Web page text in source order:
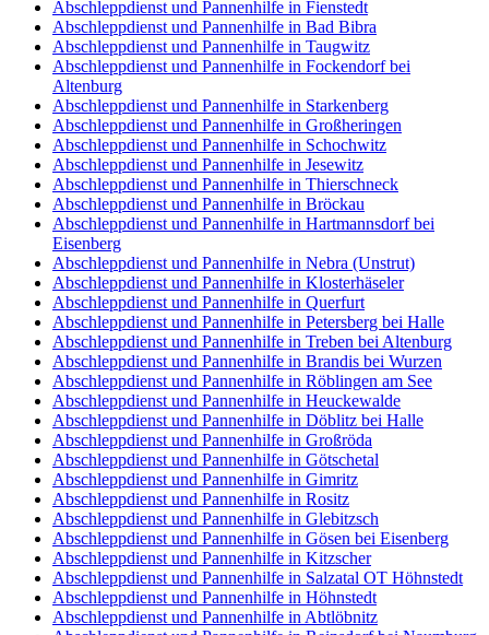
Abschleppdienst und Pannenhilfe in Fienstedt
Abschleppdienst und Pannenhilfe in Bad Bibra
Abschleppdienst und Pannenhilfe in Taugwitz
Abschleppdienst und Pannenhilfe in Fockendorf bei
Altenburg
Abschleppdienst und Pannenhilfe in Starkenberg
Abschleppdienst und Pannenhilfe in Großheringen
Abschleppdienst und Pannenhilfe in Schochwitz
Abschleppdienst und Pannenhilfe in Jesewitz
Abschleppdienst und Pannenhilfe in Thierschneck
Abschleppdienst und Pannenhilfe in Bröckau
Abschleppdienst und Pannenhilfe in Hartmannsdorf bei
Eisenberg
Abschleppdienst und Pannenhilfe in Nebra (Unstrut)
Abschleppdienst und Pannenhilfe in Klosterhäseler
Abschleppdienst und Pannenhilfe in Querfurt
Abschleppdienst und Pannenhilfe in Petersberg bei Halle
Abschleppdienst und Pannenhilfe in Treben bei Altenburg
Abschleppdienst und Pannenhilfe in Brandis bei Wurzen
Abschleppdienst und Pannenhilfe in Röblingen am See
Abschleppdienst und Pannenhilfe in Heuckewalde
Abschleppdienst und Pannenhilfe in Döblitz bei Halle
Abschleppdienst und Pannenhilfe in Großröda
Abschleppdienst und Pannenhilfe in Götschetal
Abschleppdienst und Pannenhilfe in Gimritz
Abschleppdienst und Pannenhilfe in Rositz
Abschleppdienst und Pannenhilfe in Glebitzsch
Abschleppdienst und Pannenhilfe in Gösen bei Eisenberg
Abschleppdienst und Pannenhilfe in Kitzscher
Abschleppdienst und Pannenhilfe in Salzatal OT Höhnstedt
Abschleppdienst und Pannenhilfe in Höhnstedt
Abschleppdienst und Pannenhilfe in Abtlöbnitz